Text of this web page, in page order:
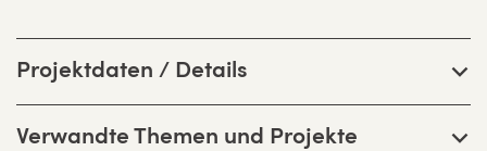
Projektdaten / Details
Verwandte Themen und Projekte